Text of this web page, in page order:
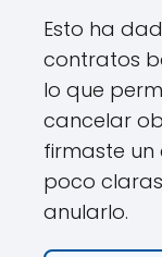
Esto ha
contratos
lo que
cancelar
firmaste
poco
anularlo.